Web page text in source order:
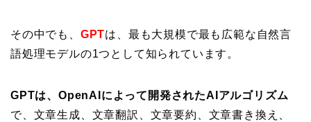
その中でも、 GPTは、最も大規模で最も広範な自然言
語処理モデルの1つとして知られています。
GPTは、OpenAIによって開発されたAIアルゴリズム
で、文章生成、文章翻訳、文章要約、文章書き換え、